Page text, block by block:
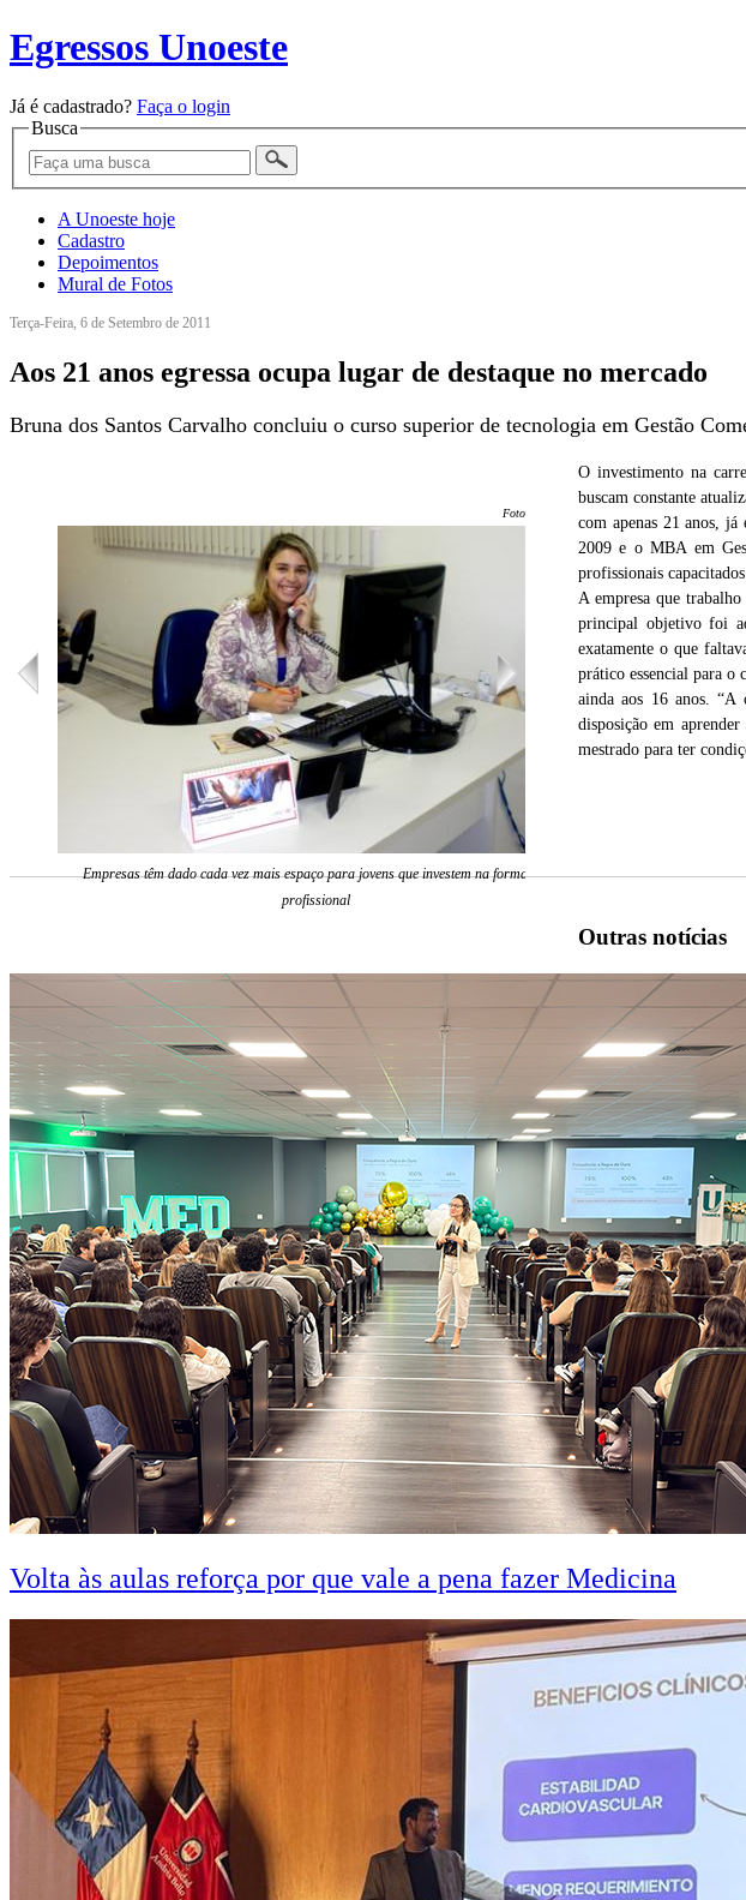
Egressos Unoeste
Já é cadastrado? Faça o login
Busca
A Unoeste hoje
Cadastro
Depoimentos
Mural de Fotos
Terça-Feira, 6 de Setembro de 2011
Aos 21 anos egressa ocupa lugar de destaque no mercado
Bruna dos Santos Carvalho concluiu o curso superior de tecnologia em Gestão
Foto: Cedida
Empresas têm dado cada vez mais espaço para jovens que investem na formação
profissional
O investimento na
buscam constante
com apenas 21 anos,
2009 e o MBA em
profissionais
A empresa que
principal objetivo foi
exatamente o que
prático essencial para o
ainda aos 16 anos. “A
disposição em
mestrado para ter
Outras notícias
Volta às aulas reforça por que vale a pena fazer Medicina